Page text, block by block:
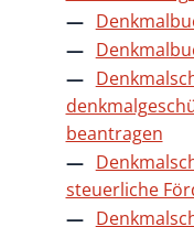
beantragen
steuerliche